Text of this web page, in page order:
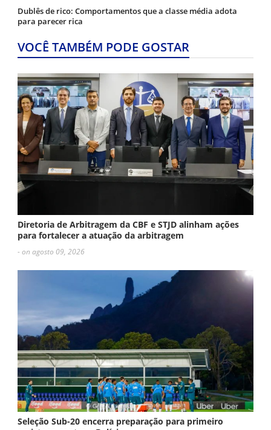
Dublês de rico: Comportamentos que a classe média adota
para parecer rica
VOCÊ TAMBÉM PODE GOSTAR
Diretoria de Arbitragem da CBF e STJD alinham ações
para fortalecer a atuação da arbitragem
- on agosto 09, 2026
Seleção Sub-20 encerra preparação para primeiro